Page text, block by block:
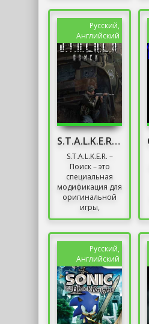
обновление, где
собраны...
Русский,
Английский
S.T.A.L.K.E.R. – Поиск
S.T.A.L.K.E.R. –
Поиск – это
специальная
модификация для
оригинальной
игры,
рассказывающая
сталкеров в
Припяти
оказались в...
Русский,
Английский